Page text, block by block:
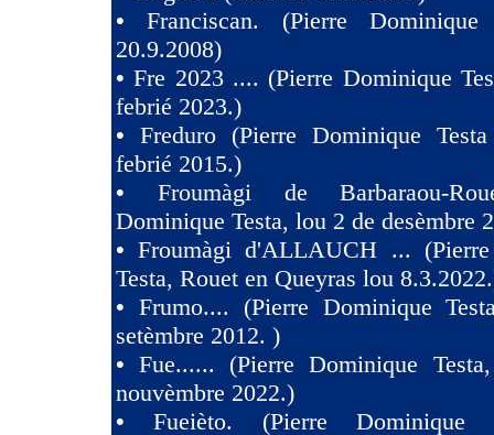
•Franciscan. (Pierre
20.9.2008)
•Fre 2023 .... (Pierre Dominique
febrié 2023.)
• Freduro (Pierre Dominique
febrié 2015.)
• Froumàgi de Barbaraou-
Dominique Testa, lou 2 de desèmbre
•Froumàgi d'ALLAUCH ...
Testa, Rouet en Queyras lou
• Frumo.... (Pierre Dominique
setèmbre 2012. )
•Fue...... (Pierre Dominique
nouvèmbre 2022.)
•Fueièto. (Pierre Dominique